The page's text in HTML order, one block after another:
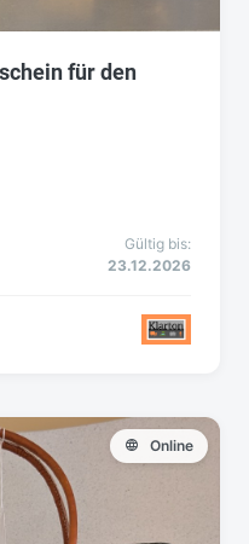
für den
Gültig bis:
23.12.2026
Online